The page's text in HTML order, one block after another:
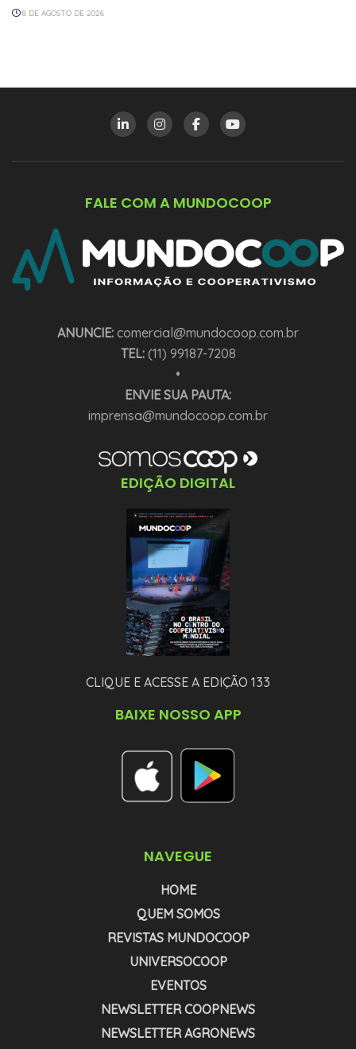
8 DE AGOSTO DE 2026
FALE COM A MUNDOCOOP
ANUNCIE: comercial@mundocoop.com.br
TEL:(11) 99187-7208
•
ENVIE SUA PAUTA:
imprensa@mundocoop.com.br
EDIÇÃO DIGITAL
CLIQUE E ACESSE A EDIÇÃO 133
BAIXE NOSSO APP
NAVEGUE
HOME
QUEM SOMOS
REVISTAS MUNDOCOOP
UNIVERSOCOOP
EVENTOS
NEWSLETTER COOPNEWS
NEWSLETTER AGRONEWS